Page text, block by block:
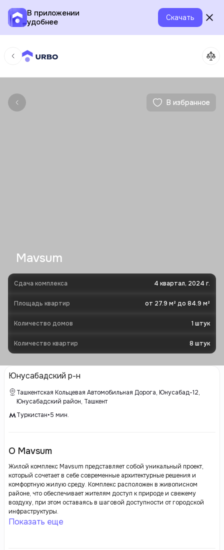
В приложении
удобнее
Скачать
В избранное
Mavsum
Сдача комплекса 4 квартал, 2024 г.
Площадь квартир от 27.9 м² до 84.9 м²
Количество домов 1 штук
Количество квартир 8 штук
Юнусабадский р-н
Ташкентская Кольцевая Автомобильная Дорога, Юнусaбад-12,
Юнусабадский район, Ташкент
Туркистан•5 мин.
О Mavsum
Жилой комплекс Mavsum представляет собой уникальный проект,
который сочетает в себе современные архитектурные решения и
комфортную жилую среду. Комплекс расположен в живописном
районе, что обеспечивает жителям доступ к природе и свежему
воздуху, при этом оставаясь в шаговой доступности от городской
инфраструктуры.
Показать еще